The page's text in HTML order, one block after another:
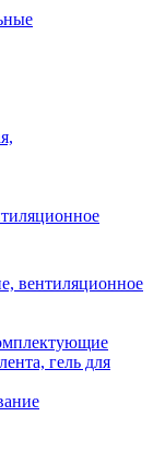
вентиляционное
гель для